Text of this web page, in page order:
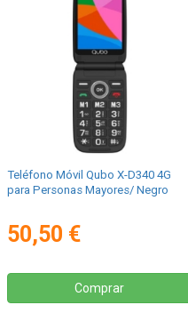
Teléfono Móvil Qubo X-D340 4G
para Personas Mayores/ Negro
50,50 €
Comprar